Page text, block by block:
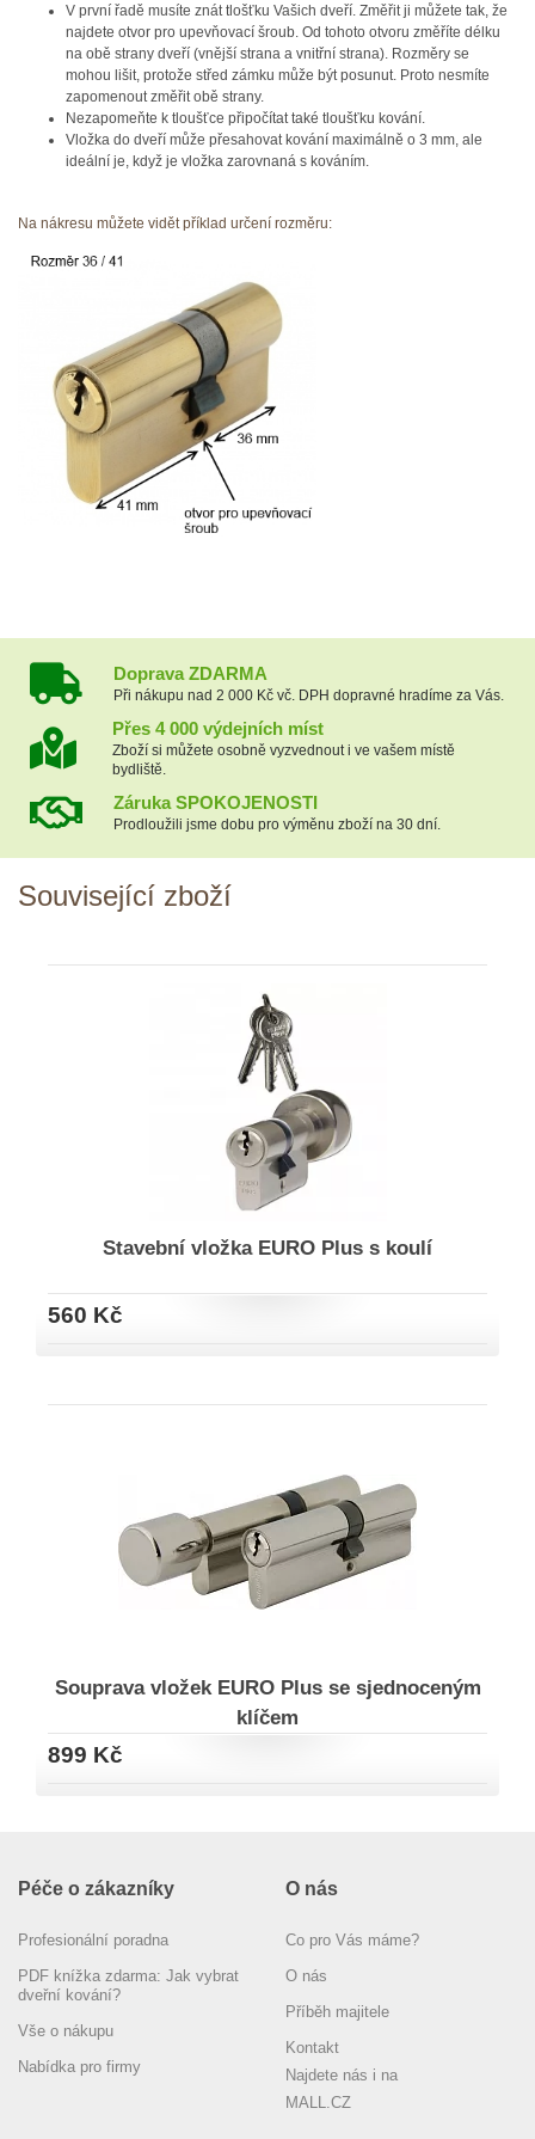
V první řadě musíte znát tlošťku Vašich dveří. Změřit ji můžete tak, že
najdete otvor pro upevňovací šroub. Od tohoto otvoru změříte délku
na obě strany dveří (vnější strana a vnitřní strana). Rozměry se
mohou lišit, protože střed zámku může být posunut. Proto nesmíte
zapomenout změřit obě strany.
Nezapomeňte k tloušťce připočítat také tloušťku kování.
Vložka do dveří může přesahovat kování maximálně o 3 mm, ale
ideální je, když je vložka zarovnaná s kováním.
Na nákresu můžete vidět příklad určení rozměru:
Doprava ZDARMA
Při nákupu nad 2 000 Kč vč. DPH dopravné hradíme za Vás.
Přes 4 000 výdejních míst
Zboží si můžete osobně vyzvednout i ve vašem místě
bydliště.
Záruka SPOKOJENOSTI
Prodloužili jsme dobu pro výměnu zboží na 30 dní.
Související zboží
Stavební vložka EURO Plus s koulí
560 Kč
Souprava vložek EURO Plus se sjednoceným
klíčem
899 Kč
Péče o zákazníky
Profesionální poradna
PDF knížka zdarma: Jak vybrat
dveřní kování?
Vše o nákupu
Nabídka pro firmy
O nás
Co pro Vás máme?
O nás
Příběh majitele
Kontakt
Najdete nás i na
MALL.CZ